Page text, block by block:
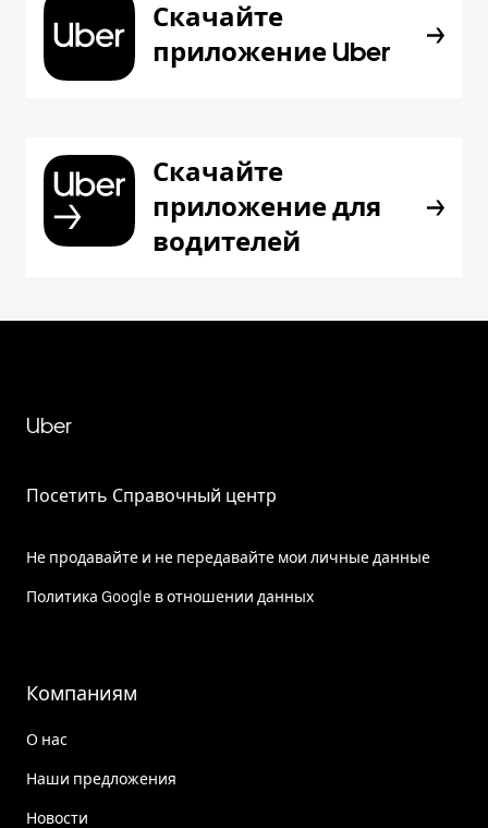
Скачайте
приложение Uber
Скачайте
приложение для
водителей
Uber
Посетить Справочный центр
Не продавайте и не передавайте мои личные данные
Политика Google в отношении данных
Компаниям
О нас
Наши предложения
Новости